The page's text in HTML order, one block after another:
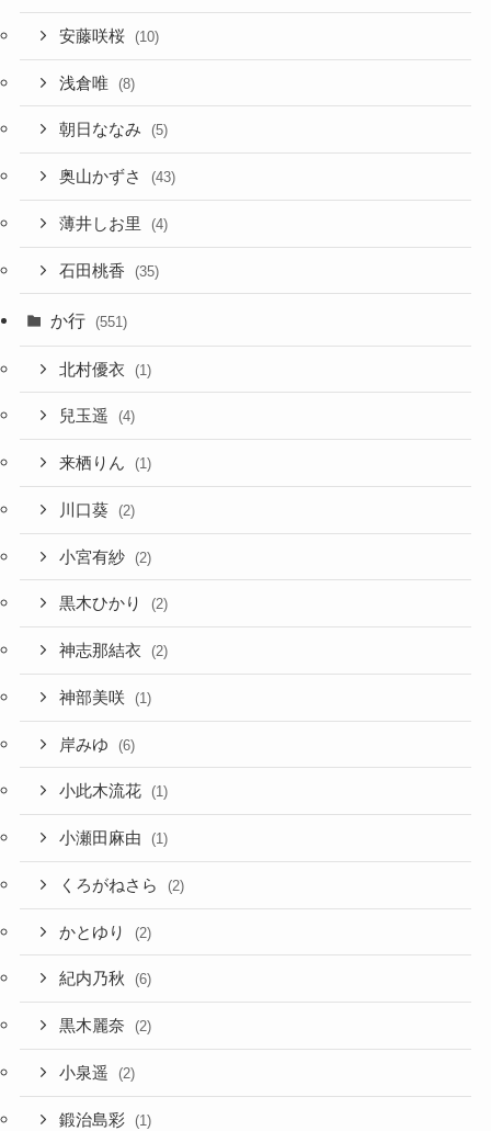
安藤咲桜 (10)
浅倉唯 (8)
朝日ななみ (5)
奥山かずさ (43)
薄井しお里 (4)
石田桃香 (35)
か行 (551)
北村優衣 (1)
兒玉遥 (4)
来栖りん (1)
川口葵 (2)
小宮有紗 (2)
黒木ひかり (2)
神志那結衣 (2)
神部美咲 (1)
岸みゆ (6)
小此木流花 (1)
小瀬田麻由 (1)
くろがねさら (2)
かとゆり (2)
紀内乃秋 (6)
黒木麗奈 (2)
小泉遥 (2)
鍛治島彩 (1)